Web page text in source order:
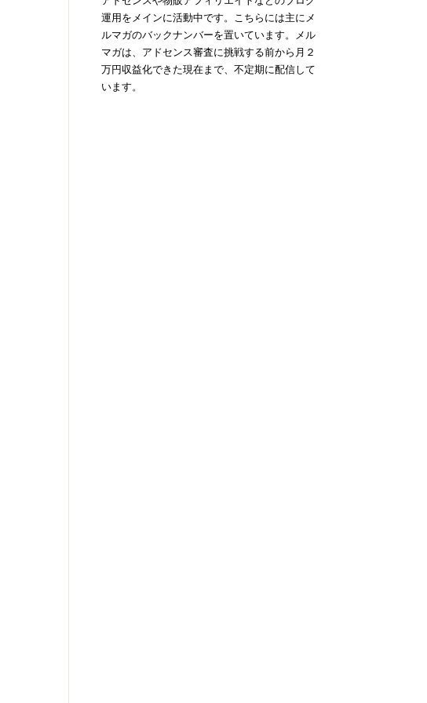
運用をメインに活動中です。こちらには主にメ
ルマガのバックナンバーを置いています。メル
マガは、アドセンス審査に挑戦する前から月２
万円収益化できた現在まで、不定期に配信して
います。